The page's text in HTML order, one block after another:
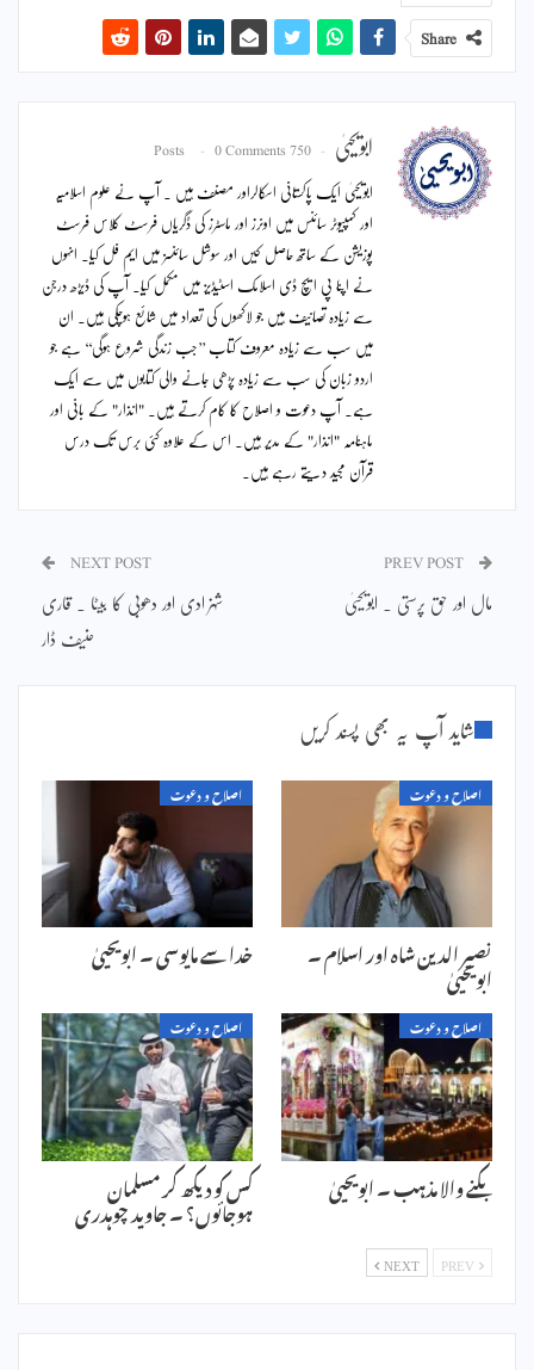
Share
ابویحییٰ 750 Posts
0 Comments
ابویحییٰ ایک پاکستانی اسکالراور مصنف ہیں ۔ آپ نے علوم اسلامیہ
اور کمپیوٹر سائنس میں اونرز اور ماسٹرز کی ڈگریاں فرسٹ کلاس فرسٹ
پوزیشن کے ساتھ حاصل کیں اور سوشل سائنسز میں ایم فل کیا۔ انہوں
نے اپنا پی ایچ ڈی اسلامک اسٹیڈیز میں مکمل کیا۔ آپ کی ڈیڑھ درجن
سے زیادہ تصانیف ہیں جو لاکھوں کی تعداد میں شائع ہوچکی ہیں۔ ان
میں سب سے زیادہ معروف کتاب ’’جب زندگی شروع ہوگی‘‘ ہے جو
اردو زبان کی سب سے زیادہ پڑھی جانے والی کتابوں میں سے ایک
ہے۔ آپ دعوت و اصلاح کا کام کرتے ہیں۔ "انذار" کے بانی اور
ماہنامہ "انذار" کے مدیر ہیں۔ اس کے علاوہ کئی برس تک درس
قرآن مجید دیتے رہے ہیں۔
مال اور حق پرستی ۔ ابویحییٰ
NEXT POST
شہزادی اور دھوبی کا بیٹا ۔ قاری
حنیف ڈار
شاید آپ یہ بھی پسند کریں
اصلاح و دعوت
نصیر الدین شاہ اور اسلام ۔
ابویحییٰ
اصلاح و دعوت
خدا سے مایوسی ۔ ابویحییٰ
اصلاح و دعوت
بکنے والا مذہب ۔ ابویحییٰ
اصلاح و دعوت
کس کو دیکھ کر مسلمان
ہوجائوں؟ ۔ جاوید چوہدری
NEXT